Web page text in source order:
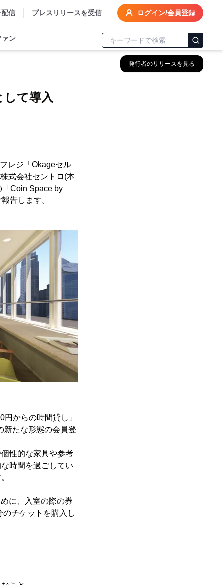
配信 プレスリリースを受信 ログイン/会員登録
ァン
発行者のリリースを見る
て導入
レジ「Okageセル
式会社セントロ(本
「Coin Space by
告します。
からの時間貸し」
新たな形態の会員登
性的な家具や参考
時間を過ごしてい
に、入室の際の券
チケットを購入し